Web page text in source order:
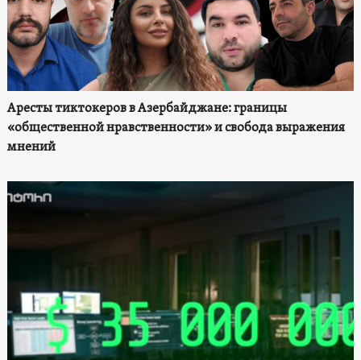
Аресты тиктокеров в Азербайджане: границы
«общественной нравственности» и свобода выражения
мнений